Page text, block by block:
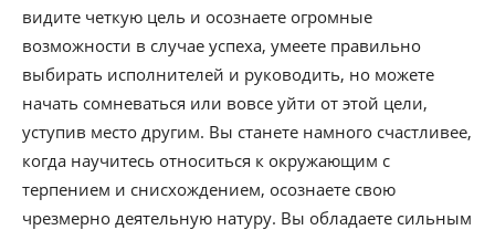
видите четкую цель и осознаете огромные
возможности в случае успеха, умеете правильно
выбирать исполнителей и руководить, но можете
начать сомневаться или вовсе уйти от этой цели,
уступив место другим. Вы станете намного счастливее,
когда научитесь относиться к окружающим с
терпением и снисхождением, осознаете свою
чрезмерно деятельную натуру. Вы обладаете сильным